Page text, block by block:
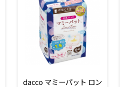
dacco マミーパット ロン